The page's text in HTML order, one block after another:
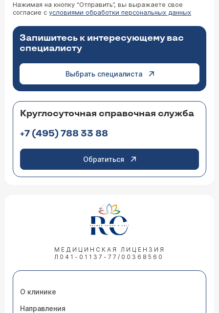
Нажимая на кнопку “Отправить”, вы выражаете свое
согласие с условиями обработки персональных данных
Запишитесь к интересующему вас
специалисту
Выбрать специалиста
Круглосуточная справочная служба
+7 (495) 788 33 88
Обратиться
МЕДИЦИНСКАЯ ЛИЦЕНЗИЯ
Л041-01137-77/00368560
О клинике
Направления